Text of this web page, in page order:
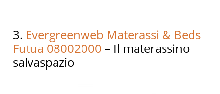
3. Evergreenweb Materassi & Beds
Futua 08002000 – Il materassino
salvaspazio